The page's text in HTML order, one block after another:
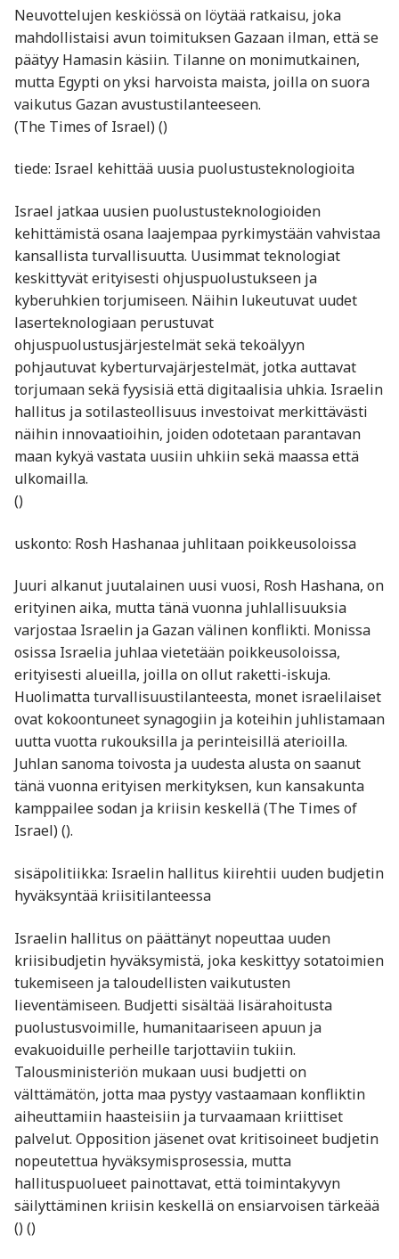
Neuvottelujen keskiössä on löytää ratkaisu, joka
mahdollistaisi avun toimituksen Gazaan ilman, että se
päätyy Hamasin käsiin. Tilanne on monimutkainen,
mutta Egypti on yksi harvoista maista, joilla on suora
vaikutus Gazan avustustilanteeseen.
(The Times of Israel) ()
tiede: Israel kehittää uusia puolustusteknologioita
Israel jatkaa uusien puolustusteknologioiden
kehittämistä osana laajempaa pyrkimystään vahvistaa
kansallista turvallisuutta. Uusimmat teknologiat
keskittyvät erityisesti ohjuspuolustukseen ja
kyberuhkien torjumiseen. Näihin lukeutuvat uudet
laserteknologiaan perustuvat
ohjuspuolustusjärjestelmät sekä tekoälyyn
pohjautuvat kyberturvajärjestelmät, jotka auttavat
torjumaan sekä fyysisiä että digitaalisia uhkia. Israelin
hallitus ja sotilasteollisuus investoivat merkittävästi
näihin innovaatioihin, joiden odotetaan parantavan
maan kykyä vastata uusiin uhkiin sekä maassa että
ulkomailla.
()
uskonto: Rosh Hashanaa juhlitaan poikkeusoloissa
Juuri alkanut juutalainen uusi vuosi, Rosh Hashana, on
erityinen aika, mutta tänä vuonna juhlallisuuksia
varjostaa Israelin ja Gazan välinen konflikti. Monissa
osissa Israelia juhlaa vietetään poikkeusoloissa,
erityisesti alueilla, joilla on ollut raketti-iskuja.
Huolimatta turvallisuustilanteesta, monet israelilaiset
ovat kokoontuneet synagogiin ja koteihin juhlistamaan
uutta vuotta rukouksilla ja perinteisillä aterioilla.
Juhlan sanoma toivosta ja uudesta alusta on saanut
tänä vuonna erityisen merkityksen, kun kansakunta
kamppailee sodan ja kriisin keskellä (The Times of
Israel) ().
sisäpolitiikka: Israelin hallitus kiirehtii uuden budjetin
hyväksyntää kriisitilanteessa
Israelin hallitus on päättänyt nopeuttaa uuden
kriisibudjetin hyväksymistä, joka keskittyy sotatoimien
tukemiseen ja taloudellisten vaikutusten
lieventämiseen. Budjetti sisältää lisärahoitusta
puolustusvoimille, humanitaariseen apuun ja
evakuoiduille perheille tarjottaviin tukiin.
Talousministeriön mukaan uusi budjetti on
välttämätön, jotta maa pystyy vastaamaan konfliktin
aiheuttamiin haasteisiin ja turvaamaan kriittiset
palvelut. Opposition jäsenet ovat kritisoineet budjetin
nopeutettua hyväksymisprosessia, mutta
hallituspuolueet painottavat, että toimintakyvyn
säilyttäminen kriisin keskellä on ensiarvoisen tärkeää
() ()